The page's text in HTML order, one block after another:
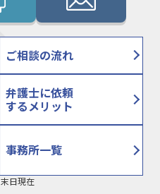
ご相談の流れ
弁護士に依頼
するメリット
事務所一覧
日現在